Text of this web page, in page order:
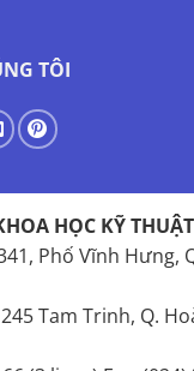
TÔI
HỌC KỸ
Phố Vĩnh Hưng,
Tam Trinh, Q.